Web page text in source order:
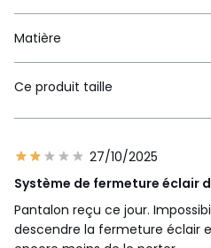
Matière
Ce produit taille
27/10/2025
Système de fermeture éclair
Pantalon reçu ce jour.
descendre la fermeture éclair